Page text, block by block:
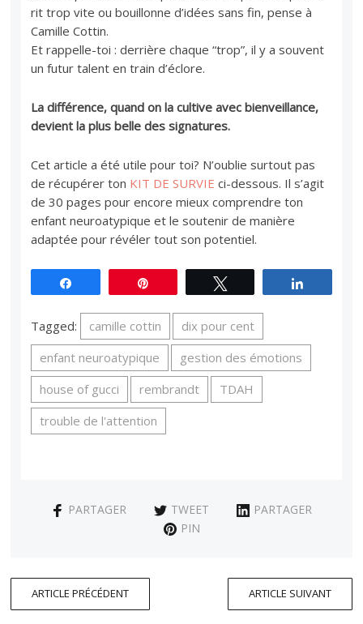
rit trop vite ou bouillonne d’idées sans fin, pense à
Camille Cottin.
Et rappelle-toi : derrière chaque “trop”, il y a souvent
un futur talent en train d’éclore.
La différence, quand on la cultive avec bienveillance,
devient la plus belle des signatures.
Cet article a été utile pour toi? N’oublie surtout pas
de récupérer ton KIT DE SURVIE ci-dessous. Il s’agit
de 30 pages pour encore mieux comprendre ton
enfant neuroatypique et le soutenir de manière
adaptée pour révéler tout son potentiel.
Tagged: camille cottin
dix pour cent
enfant neuroatypique
gestion des émotions
house of gucci
rembrandt
TDAH
trouble de l'attention
PARTAGER TWEET
PARTAGER
PIN
ARTICLE PRÉCÉDENT ARTICLE SUIVANT